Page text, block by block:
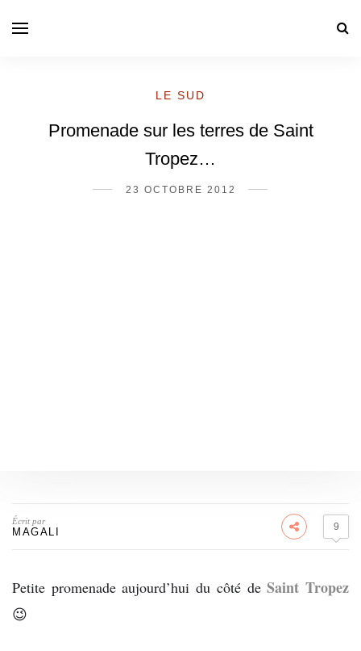
LE SUD
Promenade sur les terres de Saint
Tropez…
23 OCTOBRE 2012
Écrit par
MAGALI 9
Petite promenade aujourd’hui du côté deSaint Tropez
😉